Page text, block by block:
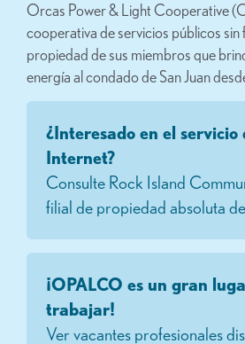
Orcas Power & Light Cooperative
cooperativa de servicios públicos sin
propiedad de sus miembros que
energía al condado de San Juan
¿Interesado en el servicio
Internet?
Consulte Rock Island
filial de propiedad absoluta
¡OPALCO es un gran
trabajar!
Ver vacantes profesionales